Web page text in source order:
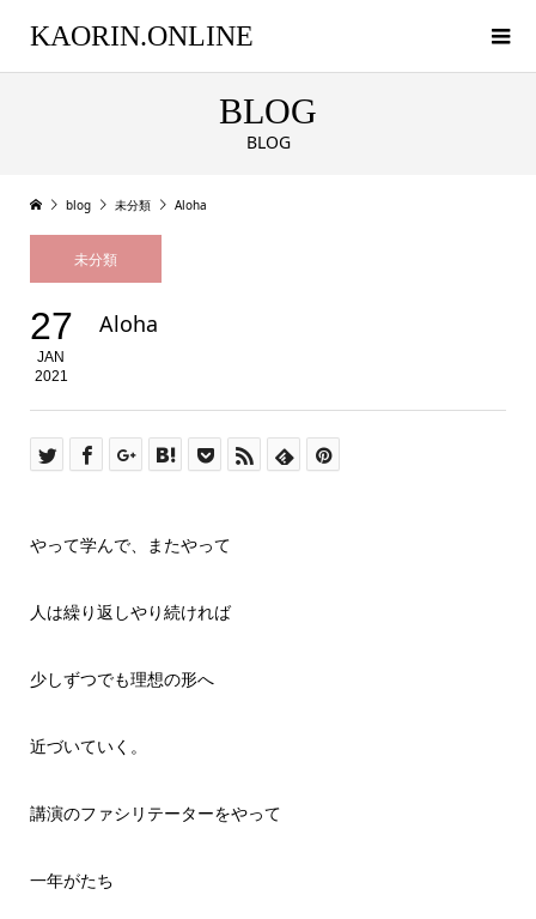
KAORIN.ONLINE
BLOG
BLOG
blog 未分類 Aloha
未分類
27
JAN
2021
Aloha
やって学んで、またやって
人は繰り返しやり続ければ
少しずつでも理想の形へ
近づいていく。
講演のファシリテーターをやって
一年がたち